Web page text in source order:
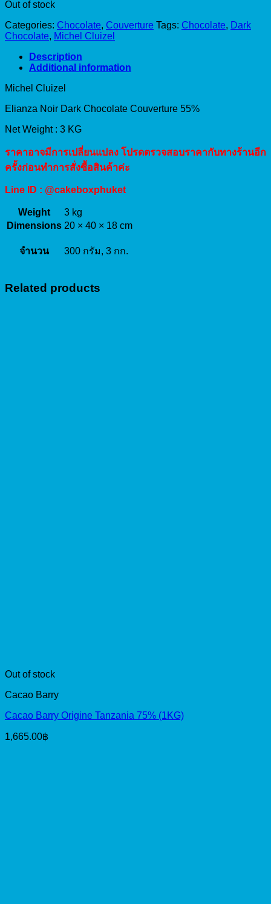
Out of stock
Categories: Chocolate, Couverture Tags: Chocolate, Dark
Chocolate, Michel Cluizel
Description
Additional information
Michel Cluizel
Elianza Noir Dark Chocolate Couverture 55%
Net Weight : 3 KG
ราคาอาจมีการเปลี่ยนแปลง โปรดตรวจสอบราคากับทางร้านอีก
ครั้งก่อนทำการสั่งซื้อสินค้าค่ะ
Line ID : @cakeboxphuket
Weight
3 kg
Dimensions 20 × 40 × 18 cm
จำนวน 300 กรัม, 3 กก.
Related products
Out of stock
Cacao Barry
Cacao Barry Origine Tanzania 75% (1KG)
1,665.00฿